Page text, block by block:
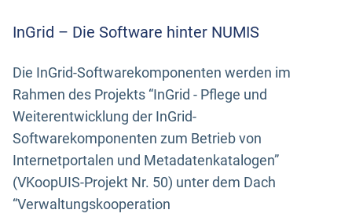
InGrid – Die Software hinter NUMIS
Die InGrid-Softwarekomponenten werden im
Rahmen des Projekts “InGrid - Pflege und
Weiterentwicklung der InGrid-
Softwarekomponenten zum Betrieb von
Internetportalen und Metadatenkatalogen”
(VKoopUIS-Projekt Nr. 50) unter dem Dach
“Verwaltungskooperation